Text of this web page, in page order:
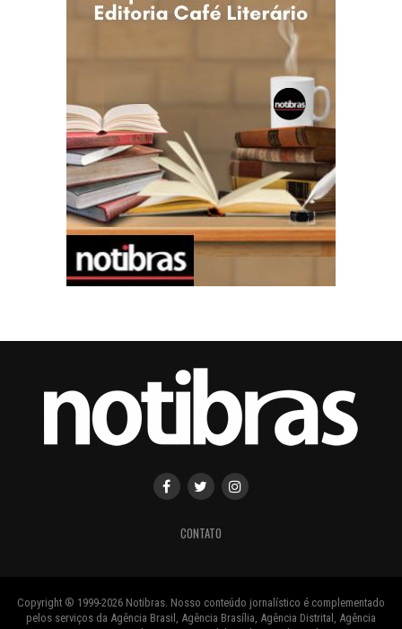
CONTATO
Copyright ® 1999-2026 Notibras. Nosso conteúdo jornalístico é complementado
pelos serviços da Agência Brasil, Agência Brasília, Agência Distrital, Agência